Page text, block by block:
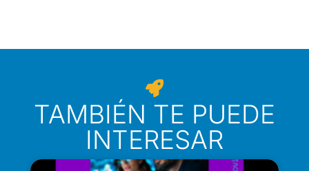
TAMBIÉN TE PUEDE
INTERESAR